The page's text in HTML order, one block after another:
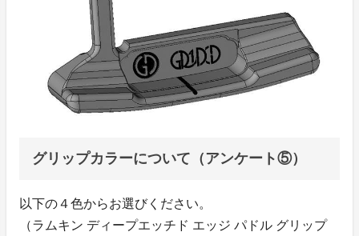
グリップカラーについて（アンケート⑤）
以下の４色からお選びください。
（ラムキン ディープエッチド エッジ パドル グリップ